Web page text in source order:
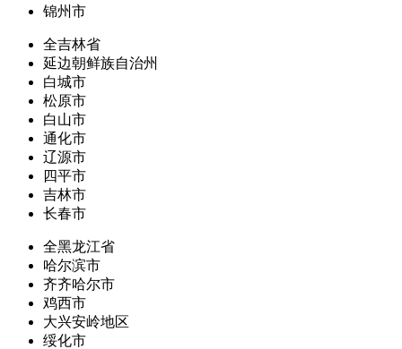
锦州市
全吉林省
延边朝鲜族自治州
白城市
松原市
白山市
通化市
辽源市
四平市
吉林市
长春市
全黑龙江省
哈尔滨市
齐齐哈尔市
鸡西市
大兴安岭地区
绥化市